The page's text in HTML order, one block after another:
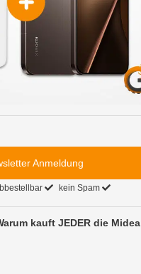
Anmeldung
kein Spam
kauft JEDER die Midea